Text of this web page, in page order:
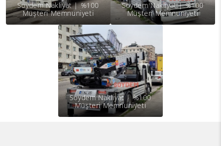
Soydem Nakliyat | %100
Müşteri Memnuniyeti
Soydem Nakliyat | %100
Müşteri Memnuniyeti
Soydem Nakliyat | %100
Müşteri Memnuniyeti